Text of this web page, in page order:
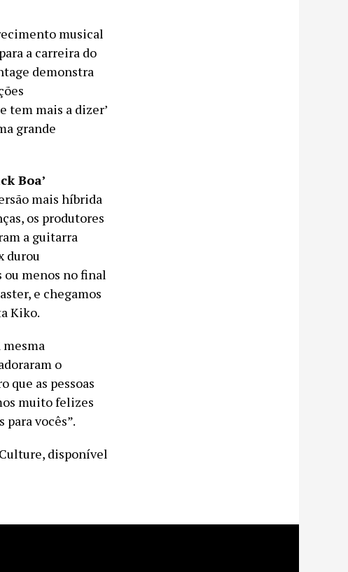
musical
a carreira do
demonstra
tem mais a dizer’
grande
Boa’
mais híbrida
os produtores
a guitarra
durou
menos no final
e chegamos
Kiko.
o
que as pessoas
muito felizes
vocês”.
disponível